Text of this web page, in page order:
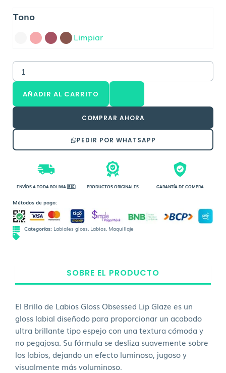
Tono
Limpiar
CATRICE
Brillo
Labios
Obsessed
Lip
Glaze
cantidad
AÑADIR AL CARRITO
COMPRAR AHORA
PEDIR POR WHATSAPP
ENVÍOS A TODA BOLIVIA 🇧🇴 PRODUCTOS ORIGINALES GARANTÍA DE COMPRA
Métodos de pago:
Categorías: Labiales gloss, Labios, Maquillaje
SOBRE EL PRODUCTO
El Brillo de Labios Gloss Obsessed Lip Glaze es un
gloss labial diseñado para proporcionar un acabado
ultra brillante tipo espejo con una textura cómoda y
no pegajosa. Su fórmula se desliza suavemente sobre
los labios, dejando un efecto luminoso, jugoso y
visualmente más voluminoso.